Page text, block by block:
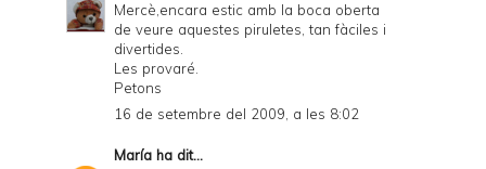
Mercè,encara estic amb la boca oberta
de veure aquestes piruletes, tan fàciles i
divertides.
Les provaré.
Petons
16 de setembre del 2009, a les 8:02
María ha dit...